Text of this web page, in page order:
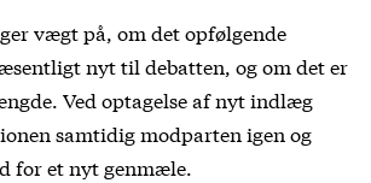
vægt på, om det opfølgende
nyt til debatten, og om det er
Ved optagelse af nyt indlæg
samtidig modparten igen og
for et nyt genmæle.